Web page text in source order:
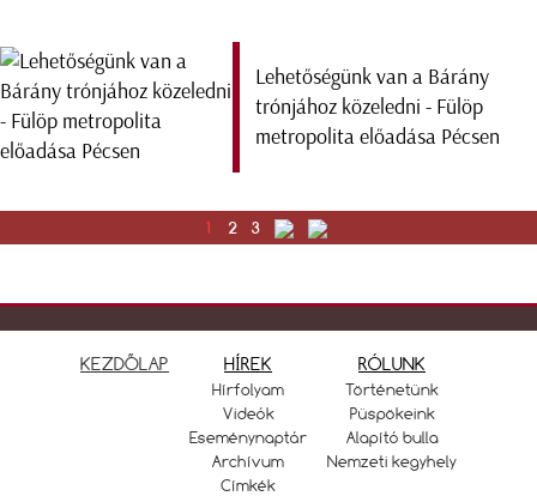
Lehetőségünk van a Bárány
trónjához közeledni - Fülöp
metropolita előadása Pécsen
1 2 3
KEZDŐLAP HÍREK
Hírfolyam
Videók
Eseménynaptár
Archívum
Címkék
RÓLUNK
Történetünk
Püspökeink
Alapító bulla
Nemzeti kegyhely